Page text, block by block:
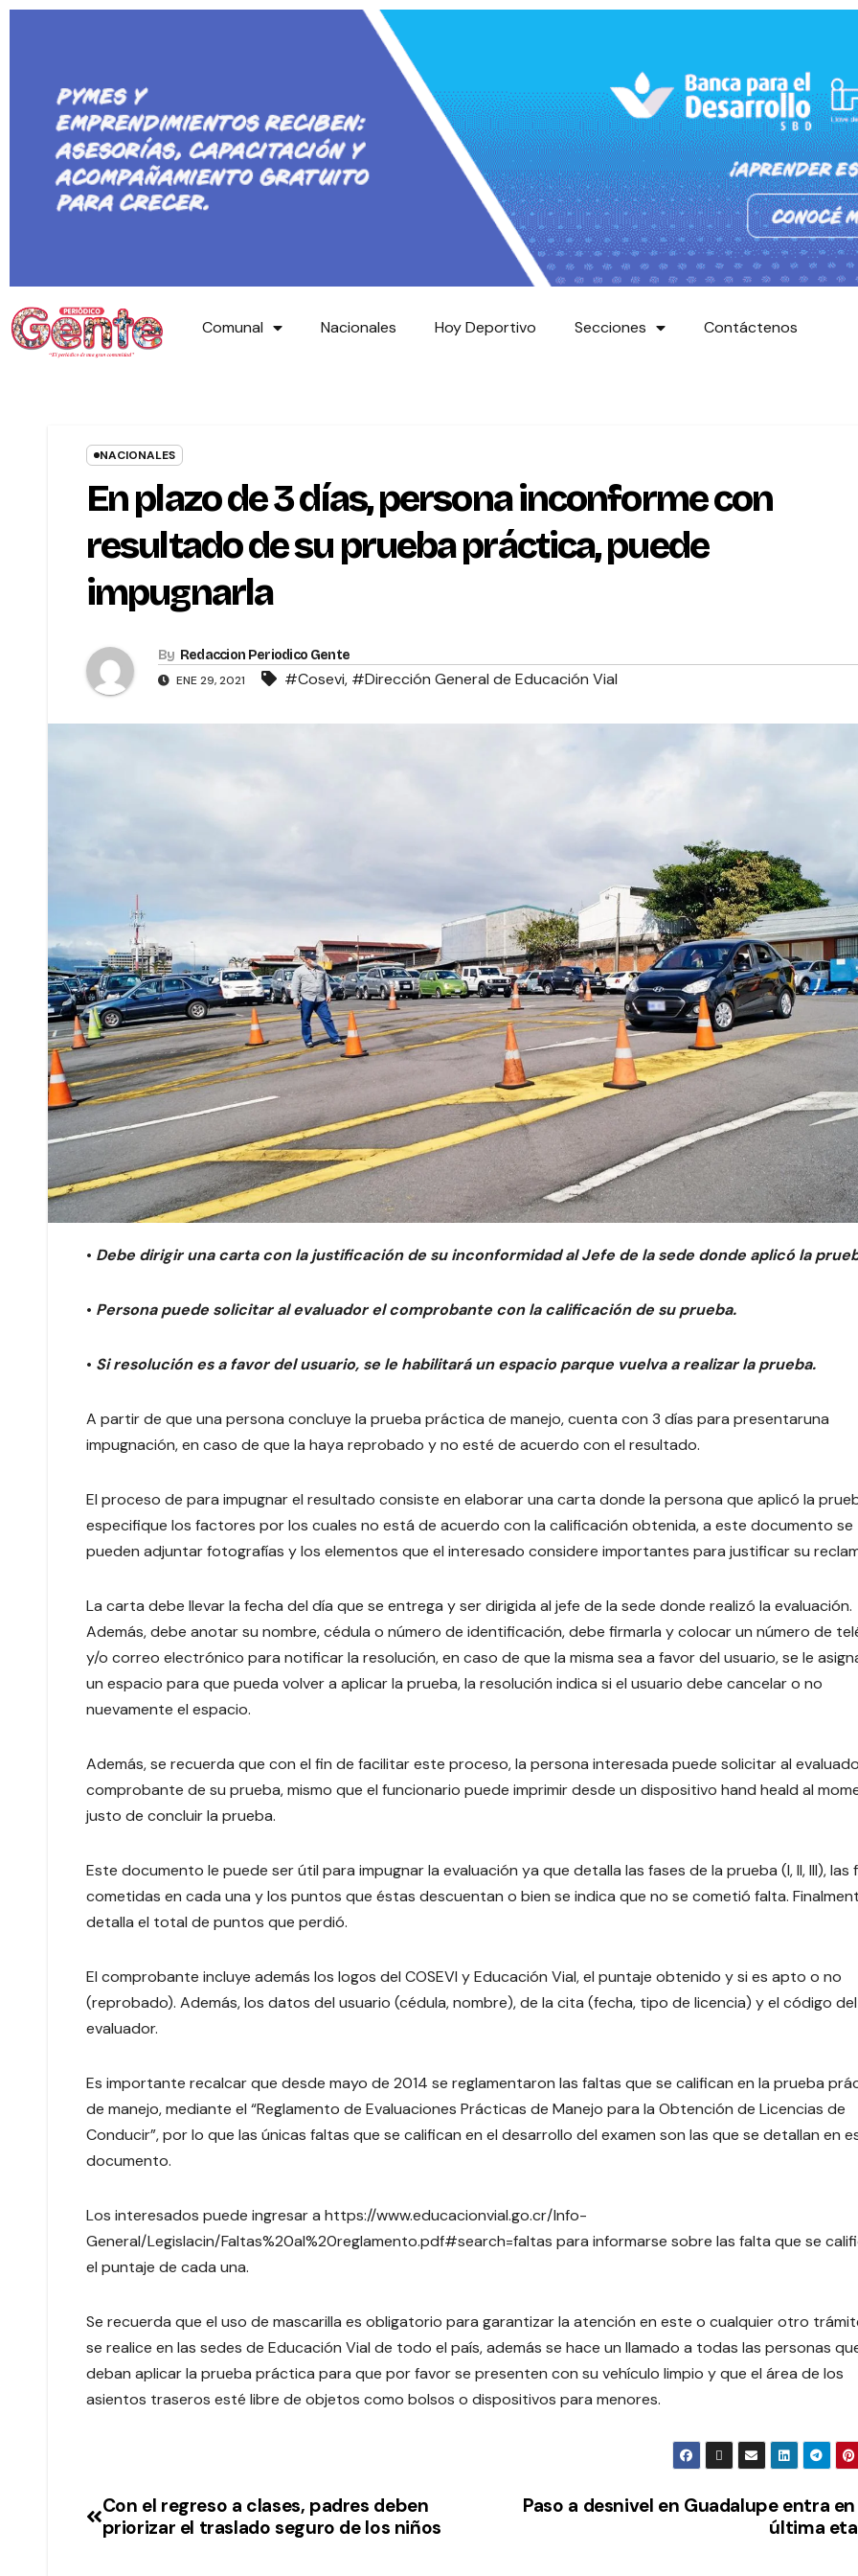
Comunal Nacionales Hoy Deportivo Secciones Contáctenos
NACIONALES
En plazo de 3 días, persona inconforme con
resultado de su prueba práctica, puede
impugnarla
By Redaccion Periodico Gente
ENE 29, 2021 #Cosevi, #Dirección General de Educación Vial
• Debe dirigir una carta con la justificación de su inconformidad al Jefe de la sede donde aplicó la
• Persona puede solicitar al evaluador el comprobante con la calificación de su prueba.
• Si resolución es a favor del usuario, se le habilitará un espacio parque vuelva a realizar la prueba.
A partir de que una persona concluye la prueba práctica de manejo, cuenta con 3 días para presentaruna
impugnación, en caso de que la haya reprobado y no esté de acuerdo con el resultado.
El proceso de para impugnar el resultado consiste en elaborar una carta donde la persona que aplicó la
especifique los factores por los cuales no está de acuerdo con la calificación obtenida, a este documento se
pueden adjuntar fotografías y los elementos que el interesado considere importantes para justificar su
La carta debe llevar la fecha del día que se entrega y ser dirigida al jefe de la sede donde realizó la evaluación.
Además, debe anotar su nombre, cédula o número de identificación, debe firmarla y colocar un número de
y/o correo electrónico para notificar la resolución, en caso de que la misma sea a favor del usuario, se le
un espacio para que pueda volver a aplicar la prueba, la resolución indica si el usuario debe cancelar o no
nuevamente el espacio.
Además, se recuerda que con el fin de facilitar este proceso, la persona interesada puede solicitar al
comprobante de su prueba, mismo que el funcionario puede imprimir desde un dispositivo hand heald al
justo de concluir la prueba.
Este documento le puede ser útil para impugnar la evaluación ya que detalla las fases de la prueba (I, II, III), las
cometidas en cada una y los puntos que éstas descuentan o bien se indica que no se cometió falta.
detalla el total de puntos que perdió.
El comprobante incluye además los logos del COSEVI y Educación Vial, el puntaje obtenido y si es apto o no
(reprobado). Además, los datos del usuario (cédula, nombre), de la cita (fecha, tipo de licencia) y el código del
evaluador.
Es importante recalcar que desde mayo de 2014 se reglamentaron las faltas que se califican en la prueba
de manejo, mediante el “Reglamento de Evaluaciones Prácticas de Manejo para la Obtención de Licencias de
Conducir”, por lo que las únicas faltas que se califican en el desarrollo del examen son las que se detallan en
documento.
Los interesados puede ingresar a https://www.educacionvial.go.cr/Info-
General/Legislacin/Faltas%20al%20reglamento.pdf#search=faltas para informarse sobre las falta que se
el puntaje de cada una.
Se recuerda que el uso de mascarilla es obligatorio para garantizar la atención en este o cualquier otro
se realice en las sedes de Educación Vial de todo el país, además se hace un llamado a todas las personas
deban aplicar la prueba práctica para que por favor se presenten con su vehículo limpio y que el área de los
asientos traseros esté libre de objetos como bolsos o dispositivos para menores.
Paso a desnivel en Guadalupe entra
última
Con el regreso a clases, padres deben
priorizar el traslado seguro de los niños